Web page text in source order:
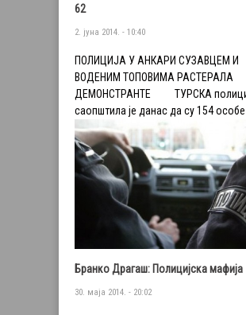
62
2. јуна 2014. - 10:40
ПОЛИЦИЈА У АНКАРИ СУЗАВЦЕМ И
ВОДЕНИМ ТОПОВИМА РАСТЕРАЛА
ДЕМОНСТРАНТЕ ТУРСКА
саопштила је данас да су 154
Бранко Драгаш: Полицијска мафија
30. маја 2014. - 20:02